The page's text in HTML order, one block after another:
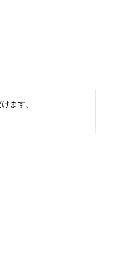
ます。